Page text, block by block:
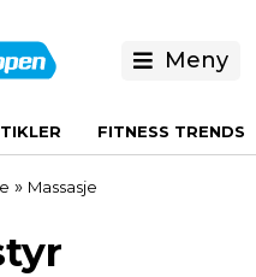
Meny
FITNESS TRENDS
» Massasje